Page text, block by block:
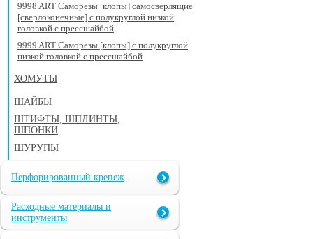
9998 ART Саморезы [клопы] самосверлящие
[сверлоконечные] с полукруглой низкой
головкой с прессшайбой
9999 ART Саморезы [клопы] с полукруглой
низкой головкой с прессшайбой
ХОМУТЫ
ШАЙБЫ
ШТИФТЫ, ШПЛИНТЫ,
ШПОНКИ
ШУРУПЫ
Перфорированный крепеж
Расходные материалы и
инструменты